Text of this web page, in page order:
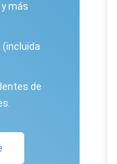
más
de